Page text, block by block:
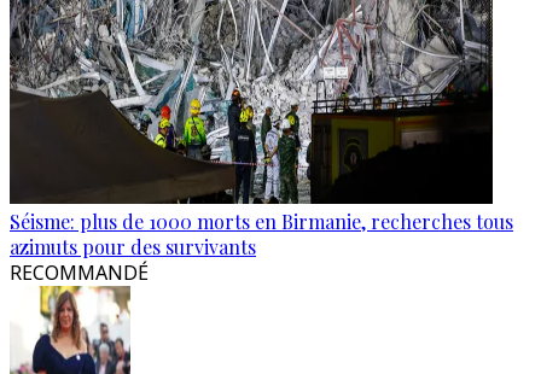
Séisme: plus de 1000 morts en Birmanie, recherches tous
azimuts pour des survivants
RECOMMANDÉ